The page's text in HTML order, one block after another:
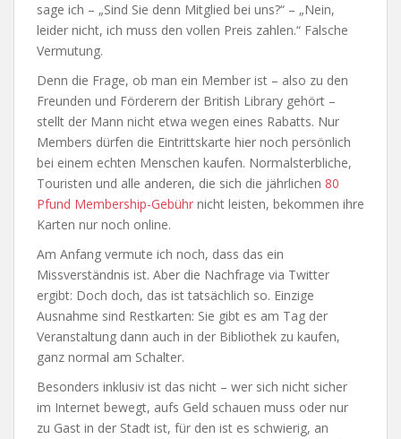
sage ich – „Sind Sie denn Mitglied bei uns?“ – „Nein,
leider nicht, ich muss den vollen Preis zahlen.“ Falsche
Vermutung.
Denn die Frage, ob man ein Member ist – also zu den
Freunden und Förderern der British Library gehört –
stellt der Mann nicht etwa wegen eines Rabatts. Nur
Members dürfen die Eintrittskarte hier noch persönlich
bei einem echten Menschen kaufen. Normalsterbliche,
Touristen und alle anderen, die sich die jährlichen 80
Pfund Membership-Gebühr nicht leisten, bekommen ihre
Karten nur noch online.
Am Anfang vermute ich noch, dass das ein
Missverständnis ist. Aber die Nachfrage via Twitter
ergibt: Doch doch, das ist tatsächlich so. Einzige
Ausnahme sind Restkarten: Sie gibt es am Tag der
Veranstaltung dann auch in der Bibliothek zu kaufen,
ganz normal am Schalter.
Besonders inklusiv ist das nicht – wer sich nicht sicher
im Internet bewegt, aufs Geld schauen muss oder nur
zu Gast in der Stadt ist, für den ist es schwierig, an